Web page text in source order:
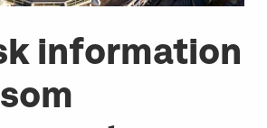
information